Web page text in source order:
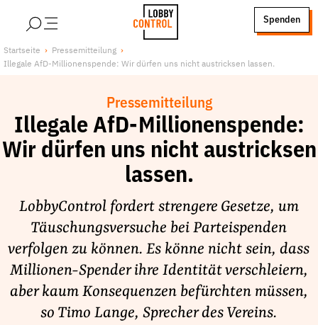
StartSeite
Spenden
Über uns
Finanzierung
Jobs
Publikationen und Material
Unsere Schwerpunkte
Lobbykontrolle und Regeln
Lobbyismus und Klima
Macht der Digitalkonzerne
Spenden & Fördern
Startseite
Pressemitteilung
Illegale AfD-Millionenspende: Wir dürfen uns nicht austricksen lassen.
Pressemitteilung
Illegale AfD-Millionenspende:
Wir dürfen uns nicht austricksen
lassen.
LobbyControl fordert strengere Gesetze, um
Täuschungsversuche bei Parteispenden
verfolgen zu können. Es könne nicht sein, dass
Millionen-Spender ihre Identität verschleiern,
aber kaum Konsequenzen befürchten müssen,
so Timo Lange, Sprecher des Vereins.